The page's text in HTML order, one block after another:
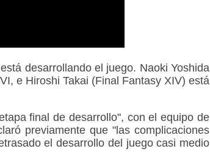
desarrollando el juego. Naoki Yoshida
e Hiroshi Takai (Final Fantasy XIV) está
final de desarrollo", con el equipo de
previamente que "las complicaciones
el desarrollo del juego casi medio